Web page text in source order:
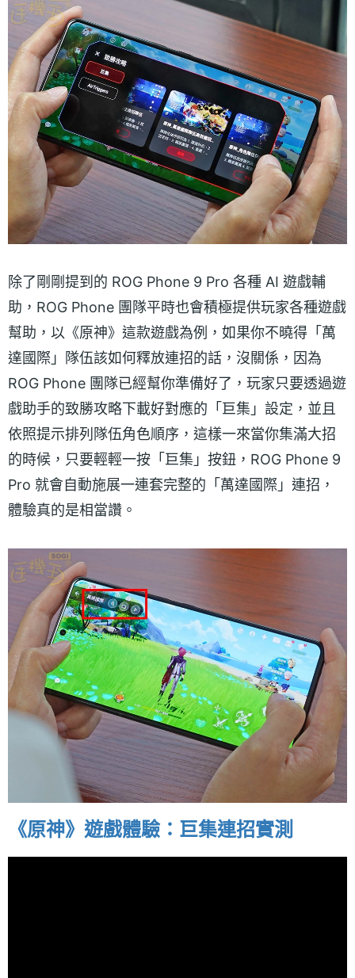
除了剛剛提到的 ROG Phone 9 Pro 各種 AI 遊戲輔
助，ROG Phone 團隊平時也會積極提供玩家各種遊戲
幫助，以《原神》這款遊戲為例，如果你不曉得「萬
達國際」隊伍該如何釋放連招的話，沒關係，因為
ROG Phone 團隊已經幫你準備好了，玩家只要透過遊
戲助手的致勝攻略下載好對應的「巨集」設定，並且
依照提示排列隊伍角色順序，這樣一來當你集滿大招
的時候，只要輕輕一按「巨集」按鈕，ROG Phone 9
Pro 就會自動施展一連套完整的「萬達國際」連招，
體驗真的是相當讚。
《原神》遊戲體驗：巨集連招實測